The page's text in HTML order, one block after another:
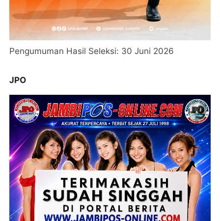
Pengumuman Hasil Seleksi: 30 Juni 2026
JPO